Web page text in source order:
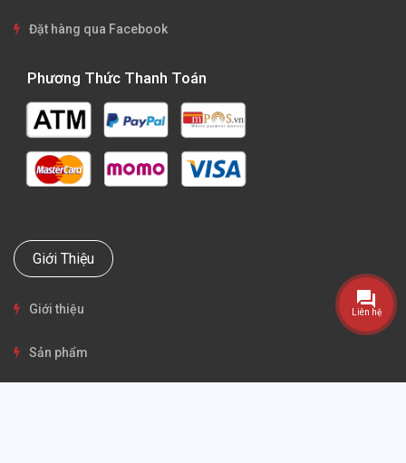
Đặt hàng qua Facebook
Phương Thức Thanh Toán
Giới Thiệu
Giới thiệu
Sản phẩm
Liên hệ